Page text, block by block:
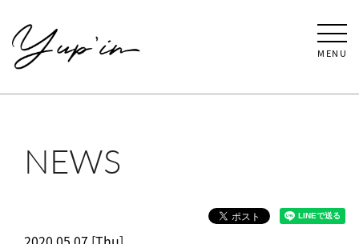
MENU
NEWS